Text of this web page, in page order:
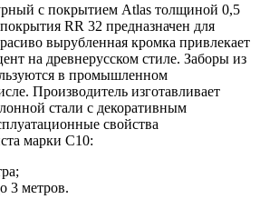
с покрытием Atlas толщиной 0,5
RR 32 предназначен для
вырубленная кромка привлекает
на древнерусском стиле. Заборы из
в промышленном
Производитель изготавливает
стали с декоративным
свойства
марки С10:
3 метров.